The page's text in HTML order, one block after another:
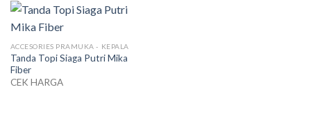
ACCESORIES PRAMUKA - KEPALA
Tanda Topi Siaga Putri Mika
Fiber
CEK HARGA